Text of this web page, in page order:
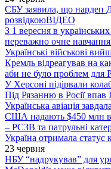
СБУ заявила, що нардеп
розвідкоюВІДЕО
З 1 вересня в
переважно очне
Українські військові
Кремль відреагував на
аби не було проблем для
У Херсоні підірвали
Під Рязанню в Росії впав
Українська авіація
США надають $450 млн
– РСЗВ та патрульні
Україна отримала
23 червня
НБУ “надрукував” для